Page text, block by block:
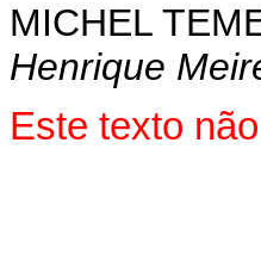
MICHEL
Henrique
Este texto